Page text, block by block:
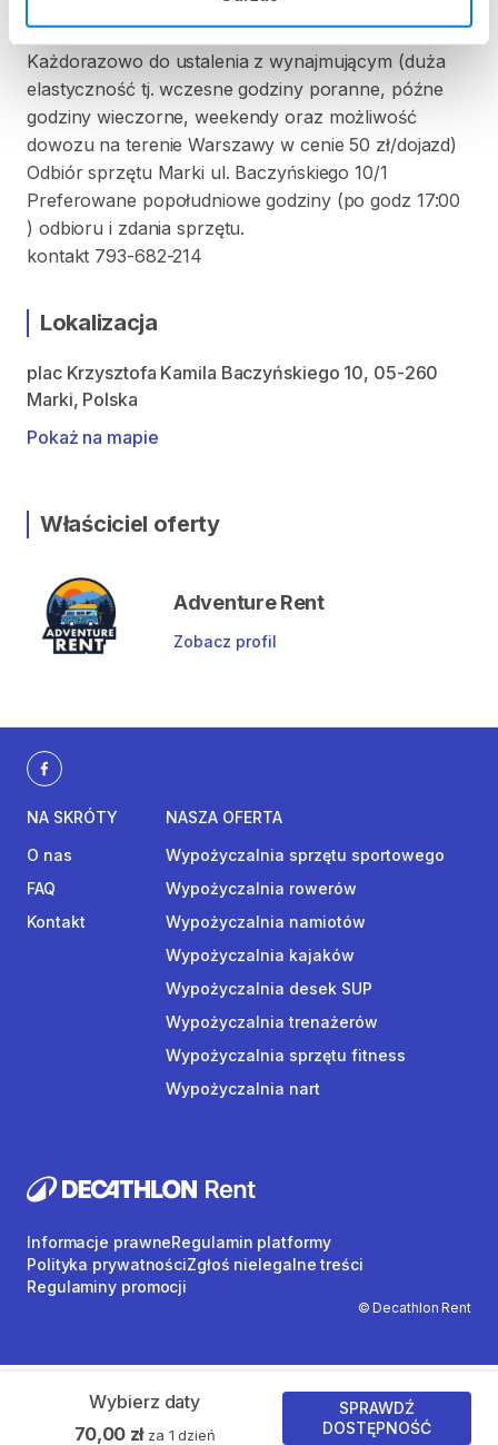
ODBIÓR I ZWROT SPRZĘTU
Każdorazowo do ustalenia z wynajmującym (duża
elastyczność tj. wczesne godziny poranne, późne
godziny wieczorne, weekendy oraz możliwość
dowozu na terenie Warszawy w cenie 50 zł/dojazd)
Odbiór sprzętu Marki ul. Baczyńskiego 10/1
Preferowane popołudniowe godziny (po godz 17:00
) odbioru i zdania sprzętu.
kontakt 793-682-214
Lokalizacja
plac Krzysztofa Kamila Baczyńskiego 10, 05-260
Marki, Polska
Pokaż na mapie
Właściciel oferty
Adventure Rent
Zobacz profil
Wybierz daty
70,00 zł za 1 dzień
SPRAWDŹ
DOSTĘPNOŚĆ
NA SKRÓTY
O nas
FAQ
Kontakt
NASZA OFERTA
Wypożyczalnia sprzętu sportowego
Wypożyczalnia rowerów
Wypożyczalnia namiotów
Wypożyczalnia kajaków
Wypożyczalnia desek SUP
Wypożyczalnia trenażerów
Wypożyczalnia sprzętu fitness
Wypożyczalnia nart
© Decathlon Rent
Informacje prawneRegulamin platformy
Polityka prywatnościZgłoś nielegalne treści
Regulaminy promocji